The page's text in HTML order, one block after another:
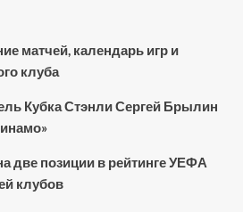
матчей, календарь игр и
клуба
Кубка Стэнли Сергей Брылин
две позиции в рейтинге УЕФА
клубов